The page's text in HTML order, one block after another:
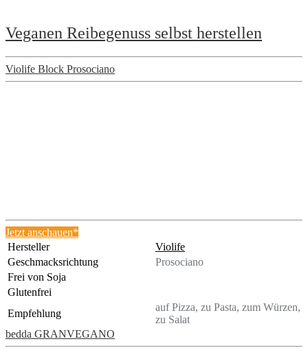
Veganen Reibegenuss selbst herstellen
Violife Block Prosociano
Jetzt anschauen*
Hersteller
Violife
Geschmacksrichtung
Prosociano
Frei von Soja
Glutenfrei
Empfehlung
auf Pizza, zu Pasta, zum Würzen,
zu Salat
bedda GRANVEGANO